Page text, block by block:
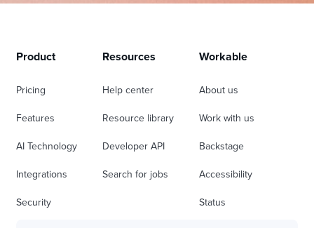
Product
Pricing
Features
AI Technology
Integrations
Security
Resources
Help center
Resource library
Developer API
Search for jobs
Workable
About us
Work with us
Backstage
Accessibility
Status